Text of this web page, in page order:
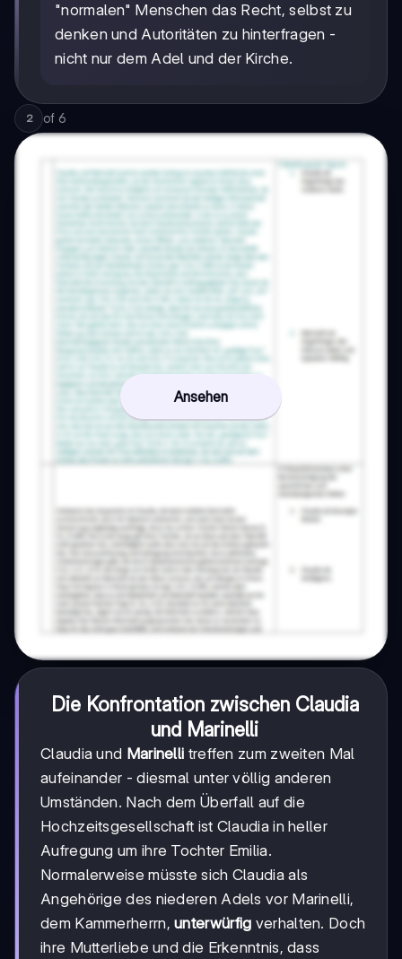
"normalen" Menschen das Recht, selbst zu
denken und Autoritäten zu hinterfragen -
nicht nur dem Adel und der Kirche.
2 of 6
Ansehen
Die Konfrontation zwischen Claudia
und Marinelli
Claudia und Marinelli treffen zum zweiten Mal
aufeinander - diesmal unter völlig anderen
Umständen. Nach dem Überfall auf die
Hochzeitsgesellschaft ist Claudia in heller
Aufregung um ihre Tochter Emilia.
Normalerweise müsste sich Claudia als
Angehörige des niederen Adels vor Marinelli,
dem Kammerherrn,unterwürfig verhalten. Doch
ihre Mutterliebe und die Erkenntnis, dass